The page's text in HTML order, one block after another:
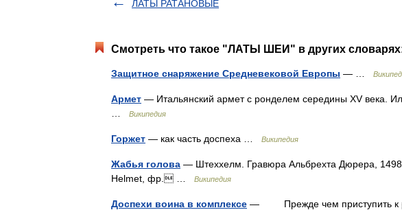
ЛАТЫ РАТАНОВЫЕ
Смотреть что такое "ЛАТЫ ШЕИ" в других
Защитное снаряжение Средневековой Европы — …
Армет — Итальянский армет с ронделем середины XV века.
Википедия
Горжет — как часть доспеха … Википедия
Жабья голова — Штеххелм. Гравюра Альбрехта Дюрера,
Helmet, фр. …
Википедия
Доспехи воина в комплексе — Прежде чем приступить к